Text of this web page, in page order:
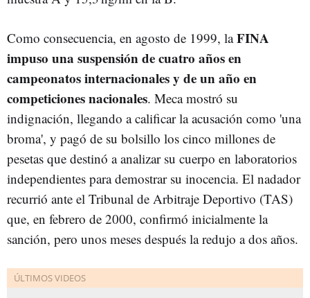
Como consecuencia, en agosto de 1999, laFINA
impuso una suspensión de cuatro años en
campeonatos internacionales y de un año en
competiciones nacionales. Meca mostró su
indignación, llegando a calificar la acusación como 'una
broma', y pagó de su bolsillo los cinco millones de
pesetas que destinó a analizar su cuerpo en laboratorios
independientes para demostrar su inocencia. El nadador
recurrió ante el Tribunal de Arbitraje Deportivo (TAS)
que, en febrero de 2000, confirmó inicialmente la
sanción, pero unos meses después la redujo a dos años.